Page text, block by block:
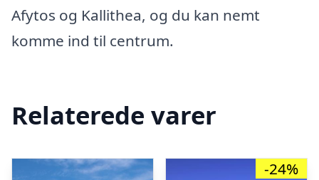
Afytos og Kallithea, og du kan nemt
komme ind til centrum.
Relaterede varer
-24%